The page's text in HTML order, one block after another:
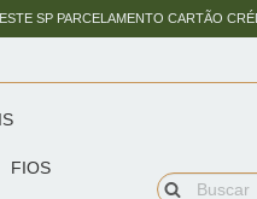
SP PARCELAMENTO CARTÃO
FIOS